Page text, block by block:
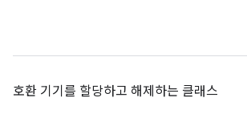
호환 기기를 할당하고 해제하는 클래스